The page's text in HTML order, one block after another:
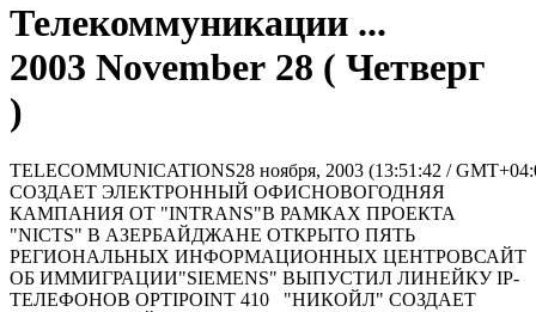
Телекоммуникации ...
2003 November 28 ( Четверг
)
TELECOMMUNICATIONS28 ноября, 2003 (13:51:42 /
СОЗДАЕТ ЭЛЕКТРОННЫЙ ОФИСНОВОГОДНЯЯ
КАМПАНИЯ ОТ "INTRANS"В РАМКАХ ПРОЕКТА
"NICTS" В АЗЕРБАЙДЖАНЕ ОТКРЫТО ПЯТЬ
РЕГИОНАЛЬНЫХ ИНФОРМАЦИОННЫХ ЦЕНТРОВСАЙТ
ОБ ИММИГРАЦИИ"SIEMENS" ВЫПУСТИЛ ЛИНЕЙКУ IP-
ТЕЛЕФОНОВ OPTIPOINT 410 "НИКОЙЛ" СОЗДАЕТ